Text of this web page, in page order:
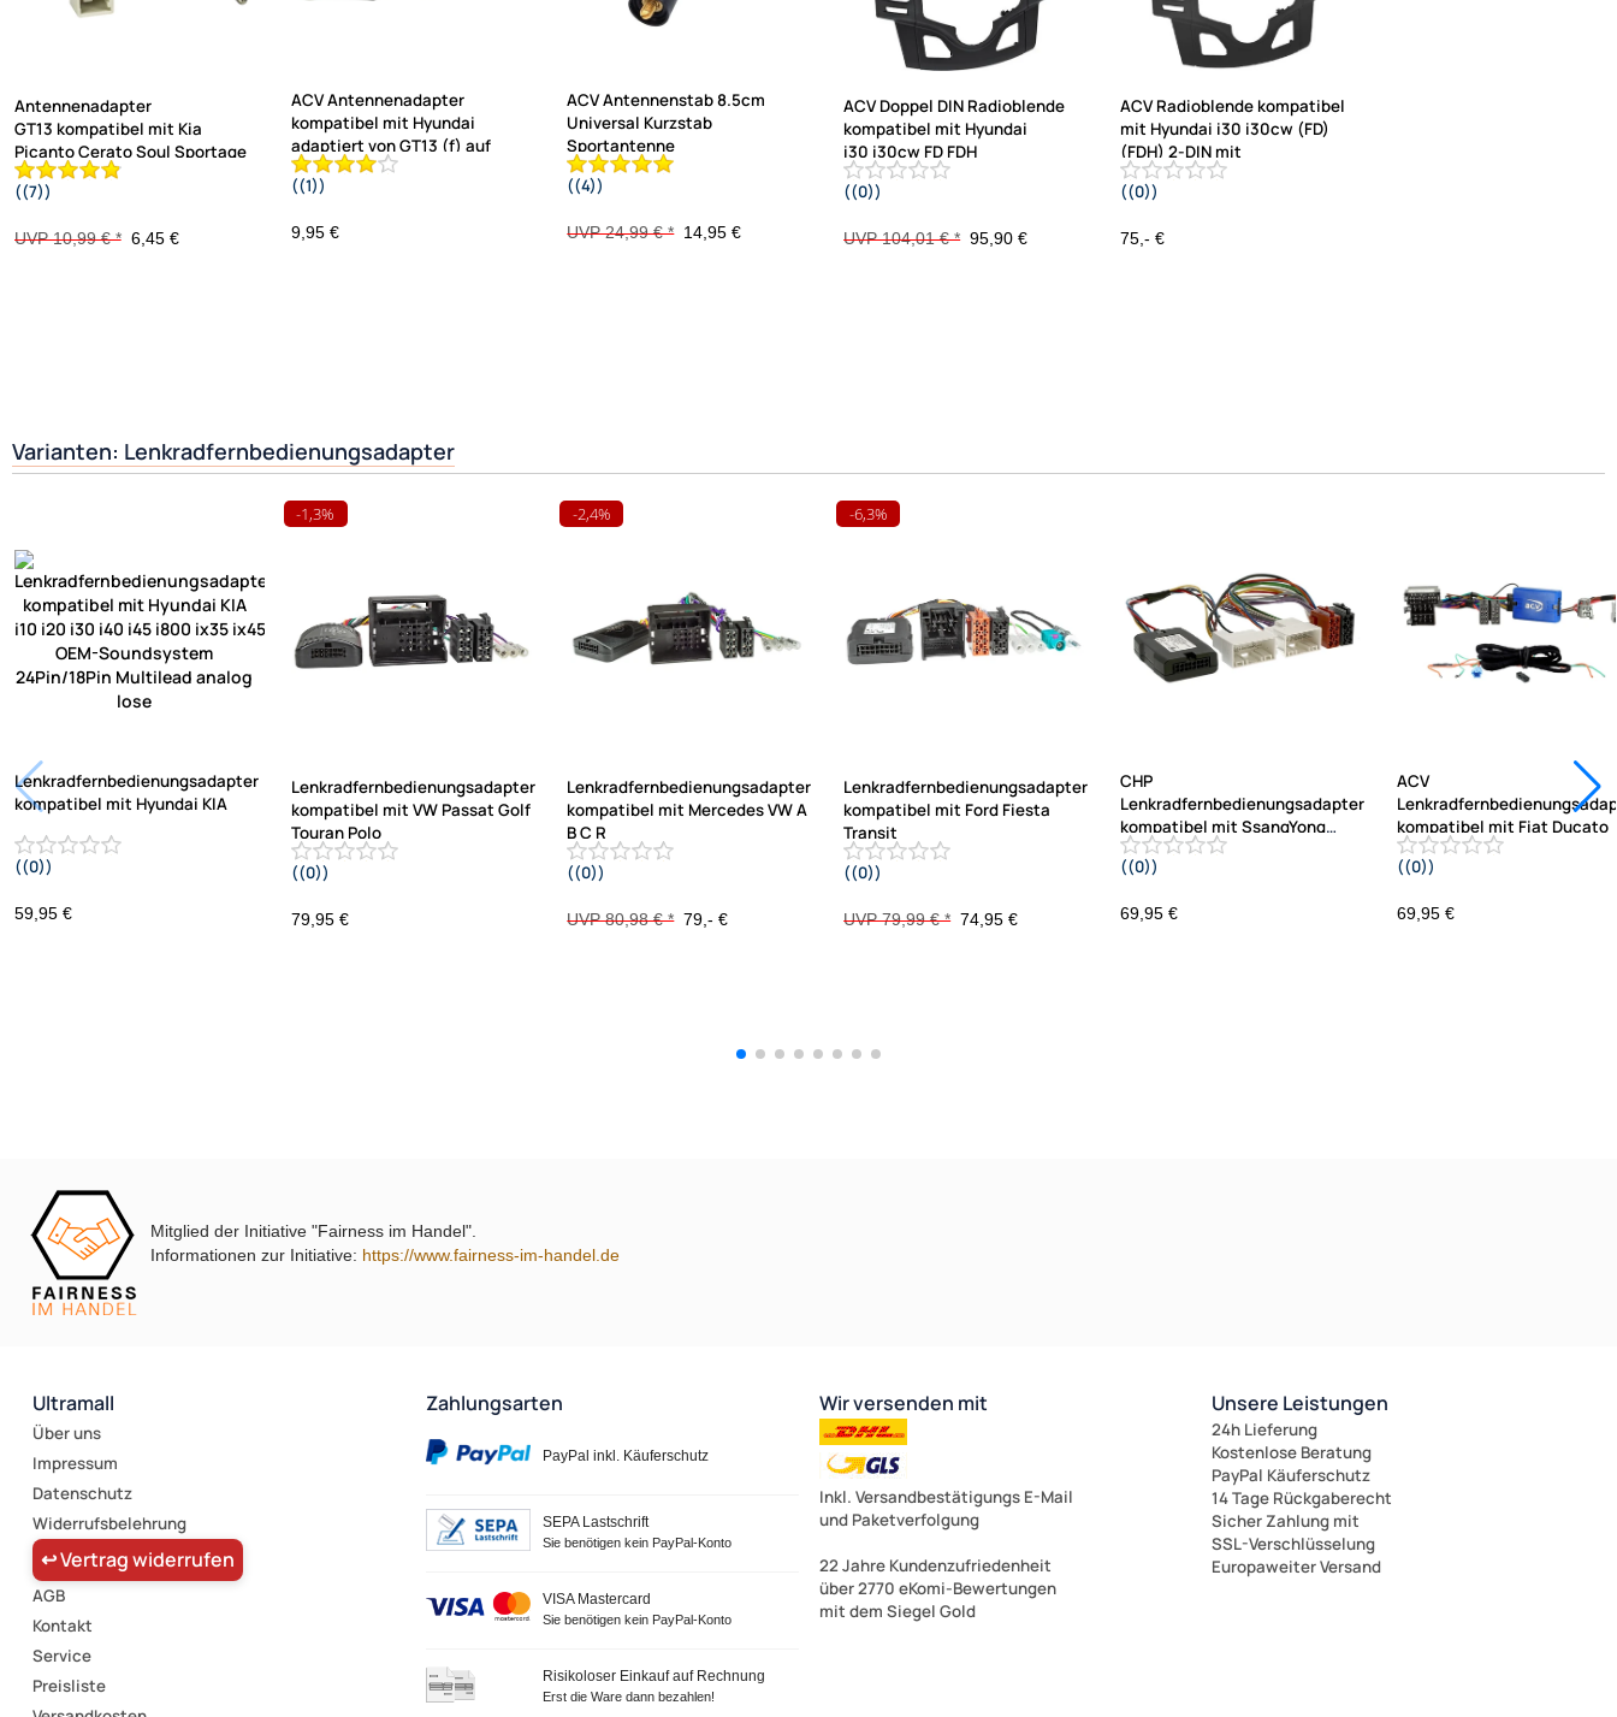
Antennenadapter
GT13 kompatibel mit Kia
Picanto Cerato Soul Sportage
Ceed Hyundai i10 i20 i30 auf DIN
150 OHM
((7))
UVP 10,99 € *6,45 €
ACV Antennenadapter
kompatibel mit Hyundai
adaptiert von GT13 (f) auf
ISO (m)
((1))
9,95 €
ACV Antennenstab 8.5cm
Universal Kurzstab
Sportantenne
AM FM adaptiert auf M5 M6
((4))
UVP 24,99 € *14,95 €
ACV Doppel DIN Radioblende
kompatibel mit Hyundai
i30 i30cw FD FDH
schwarz / rubber touch 2007-2012
((0))
UVP 104,01 € *95,90 €
ACV Radioblende kompatibel
mit Hyundai i30 i30cw (FD)
(FDH) 2-DIN mit
Fach schwarz / rubber touch Bj.
07/2007 - 04/2008
((0))
75,- €
Varianten: Lenkradfernbedienungsadapter
Lenkradfernbedienungsadapter
kompatibel mit Hyundai KIA
i10 i20 i30 i40 i45 i800 ix35 ix45 ohne
OEM-Soundsystem 24Pin/18Pin
((0))
59,95 €
-1,3%
Lenkradfernbedienungsadapter
kompatibel mit VW Passat Golf
Touran Polo
UP Tiguan Quadlock
((0))
79,95 €
-2,4%
Lenkradfernbedienungsadapter
kompatibel mit Mercedes VW A
B C R
Sprinter Viano Vito ML CLK SLK
Crafter CAN mit Audio 20
((0))
UVP 80,98 € *79,- €
-6,3%
Lenkradfernbedienungsadapter
kompatibel mit Ford Fiesta
Transit
Ecosport mit 1 DIN OEM Radio T15114A
/ SYNC3
((0))
UVP 79,99 € *74,95 €
CHP
Lenkradfernbedienungsadapter
kompatibel mit SsangYong
Korando ab
2016
((0))
69,95 €
ACV
kompatibel mit Fiat Ducato
2021-2023 Fahrzeuge ohne
Werksradio ISO / Mini ISO Telefon
((0))
69,95 €
Mitglied der Initiative "Fairness im Handel".
Informationen zur Initiative: https://www.fairness-im-handel.de
Ultramall
Über uns
Impressum
Datenschutz
Widerrufsbelehrung
↩ Vertrag widerrufen
AGB
Kontakt
Service
Preisliste
Zahlungsarten
PayPal inkl. Käuferschutz
SEPA Lastschrift
Sie benötigen kein PayPal-Konto
VISA Mastercard
Sie benötigen kein PayPal-Konto
Risikoloser Einkauf auf Rechnung
Erst die Ware dann bezahlen!
Wir versenden mit
Inkl. Versandbestätigungs E-Mail
und Paketverfolgung
22 Jahre Kundenzufriedenheit
über 2770 eKomi-Bewertungen
mit dem Siegel Gold
Unsere Leistungen
24h Lieferung
Kostenlose Beratung
PayPal Käuferschutz
14 Tage Rückgaberecht
Sicher Zahlung mit
SSL-Verschlüsselung
Europaweiter Versand